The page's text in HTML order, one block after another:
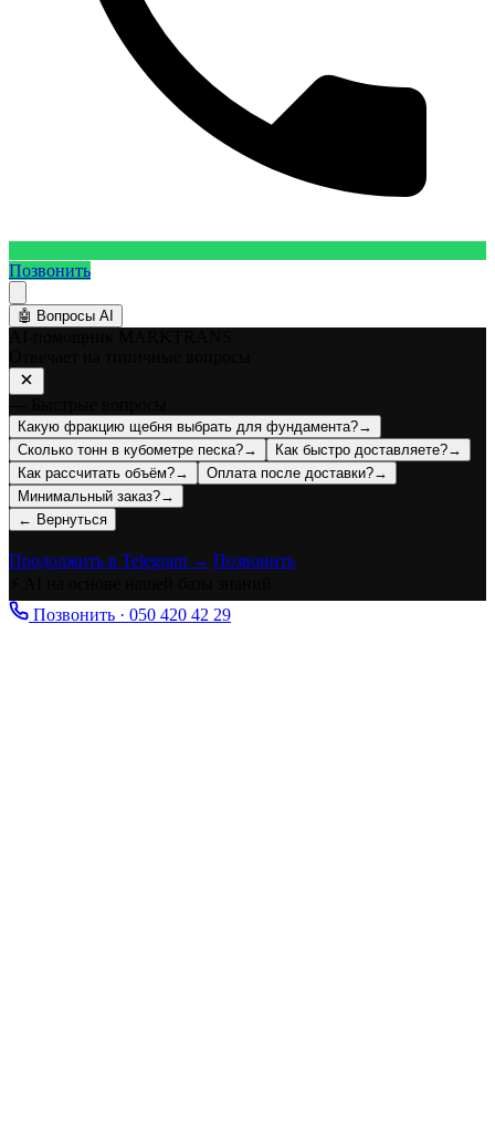
Позвонить
🤖 Вопросы AI
Какую фракцию щебня выбрать для фундамента?→
Сколько тонн в кубометре песка?→ Как быстро доставляете?→
Как рассчитать объём?→ Оплата после доставки?→
Минимальный заказ?→
← Вернуться
Продолжить в Telegram → Позвонить
Позвонить · 050 420 42 29